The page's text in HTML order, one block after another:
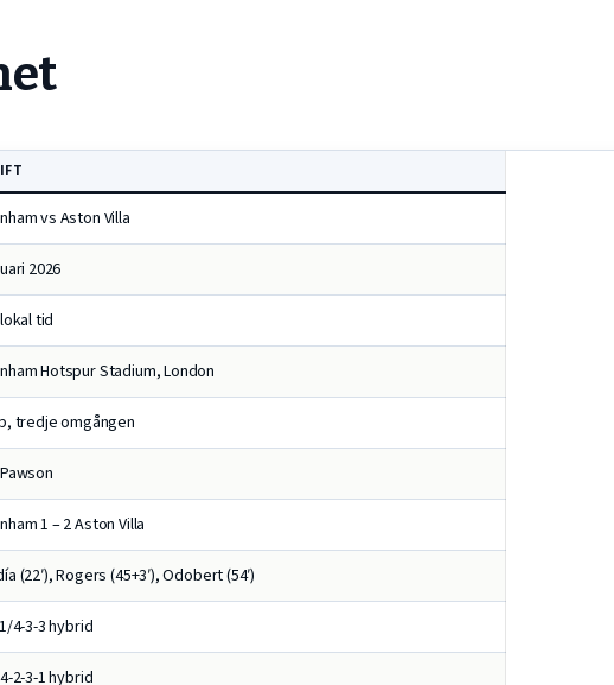
vs Aston Villa
2026
tid
Hotspur Stadium, London
tredje omgången
1 – 2 Aston Villa
(22′), Rogers (45+3′), Odobert (54′)
4-3-3 hybrid
2-3-1 hybrid